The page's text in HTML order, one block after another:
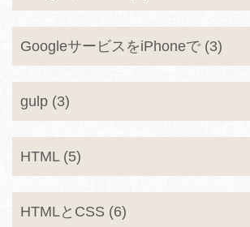
GoogleサービスをiPhoneで (3)
gulp (3)
HTML (5)
HTMLとCSS (6)